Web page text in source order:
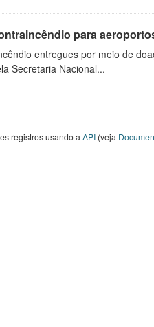
para
entregues por meio de
Secretaria Nacional...
registros usando a API(veja